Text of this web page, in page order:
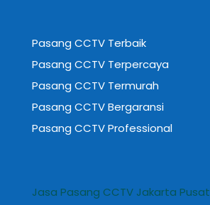
Pasang CCTV Terbaik
Pasang CCTV Terpercaya
Pasang CCTV Termurah
Pasang CCTV Bergaransi
Pasang CCTV Professional
Jasa Pasang CCTV Jakarta Pusat